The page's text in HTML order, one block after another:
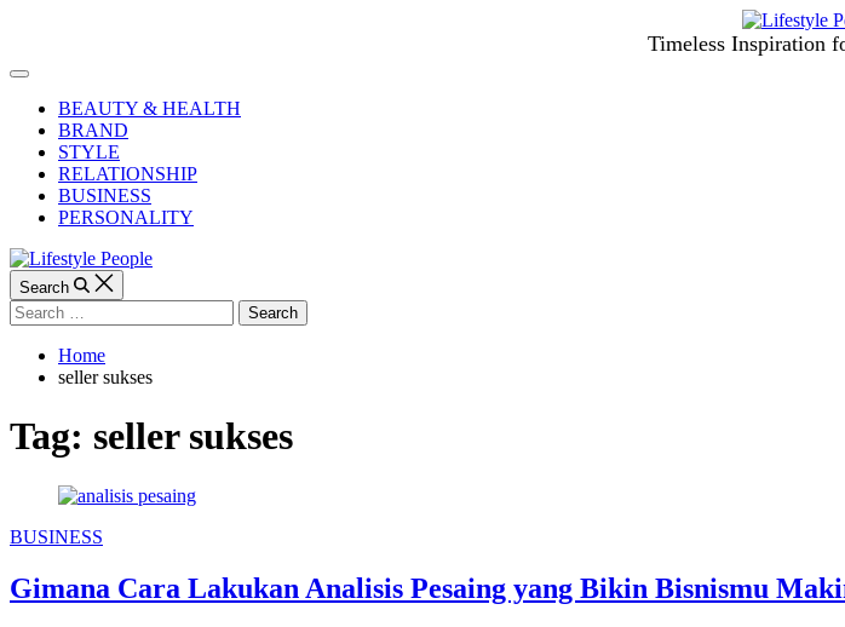
Timeless Inspiration
Off
CanvasBEAUTY & HEALTH
BRAND
STYLE
RELATIONSHIP
BUSINESS
PERSONALITY
Search
Search
for:
Home
seller sukses
Tag: seller sukses
Categories
BUSINESS
Gimana Cara Lakukan Analisis Pesaing yang Bikin Bisnismu